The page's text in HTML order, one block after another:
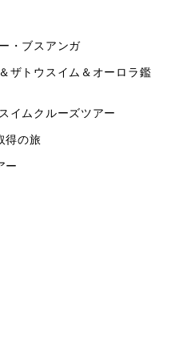
・ブスアンガ
ザトウスイム＆オーロラ鑑
イムクルーズツアー
得の旅
ー